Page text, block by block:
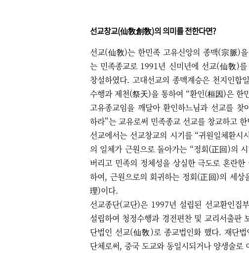
선교창교(仙敎創敎)의 의미를 전한다면?
선교(仙敎)는 한민족 고유신앙의 종맥(宗脈)
는 민족종교로 1991년 신미년에 선교(仙敎)를
창설하였다. 고대선교의 종맥계승은 천지인합일
수행과 제천(祭天)을 통하여 “환인(桓因)은 한
고유종교임을 깨달아 환인하느님과 선교를
하라”는 교유로써 민족종교 선교를 창교하고
선교에서는 선교창교의 시기를 “귀원일체환시시
의 일체가 근원으로 돌아가는 “정회(正回)의
버리고 민족의 정체성을 상실한 극도로 혼란
하여, 근원으로의 회귀하는 정회(正回)의 세상
理)이다.
선교종단(교단)은 1997년 설립된 선교환인집
설립하여 청정수행과 경전편찬 및 교리서출판
단법인 선교(仙敎)로 종교법인화 했다. 재단
단체로써, 중국 도교와 동일시되거나 양생술로